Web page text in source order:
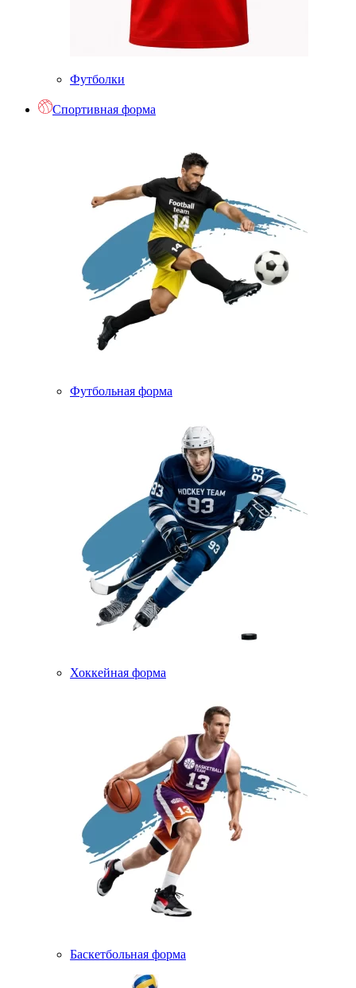
Футболки
Спортивная форма
Футбольная форма
Хоккейная форма
Баскетбольная форма